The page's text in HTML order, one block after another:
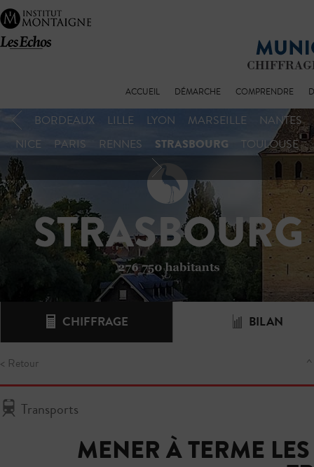
ACCUEIL DÉMARCHE COMPRENDRE
BORDEAUX LILLE LYON MARSEILLE
NANTES
NICE
PARIS RENNES STRASBOURG TOULOUSE
CHIFFRAGE BILAN
< Retour
Transports
MENER À TERME